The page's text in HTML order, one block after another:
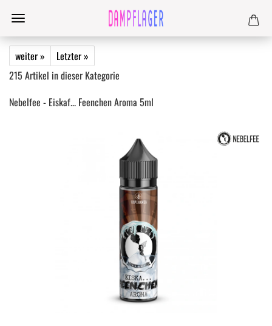
weiter »
Letzter »
215 Artikel in dieser Kategorie
Nebelfee - Eiskaf... Feenchen Aroma 5ml